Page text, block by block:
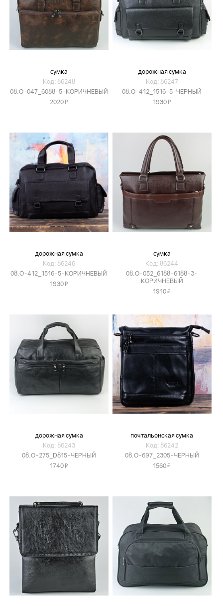
сумка
Код: 86248
08.O-047_6088-5-КОРИЧНЕВЫЙ
2020Я
дорожная сумка
Код: 86247
08.O-412_1516-5-ЧЕРНЫЙ
1930Я
дорожная сумка
Код: 86246
08.O-412_1516-5-КОРИЧНЕВЫЙ
1930Я
сумка
Код: 86244
08.O-052_6188-6188-3-
КОРИЧНЕВЫЙ
1910Я
дорожная сумка
Код: 86243
08.O-275_D815-ЧЕРНЫЙ
1740Я
почтальонская сумка
Код: 86242
08.O-697_2305-ЧЕРНЫЙ
1560Я